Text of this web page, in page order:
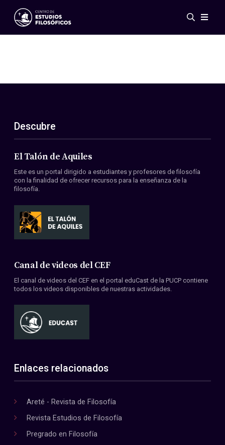
Eventos
ES
EN
Acerca de nosotros
Miembros
Convenios
Descubre
El Talón de Aquiles
Este es un portal dirigido a estudiantes y profesores de filosofía
con la finalidad de ofrecer recursos para la enseñanza de la
filosofía.
Canal de videos del CEF
El canal de videos del CEF en el portal eduCast de la PUCP contiene
todos los videos disponibles de nuestras actividades.
Enlaces relacionados
Areté - Revista de Filosofía
Revista Estudios de Filosofía
Pregrado en Filosofía